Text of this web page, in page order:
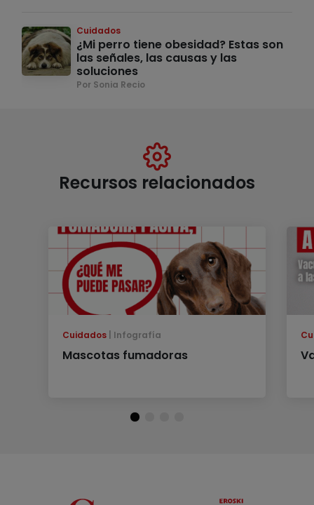
Cuidados
¿Mi perro tiene obesidad? Estas son
las señales, las causas y las
soluciones
Por Sonia Recio
Recursos relacionados
Cuidados Infografía
Mascotas fumadoras